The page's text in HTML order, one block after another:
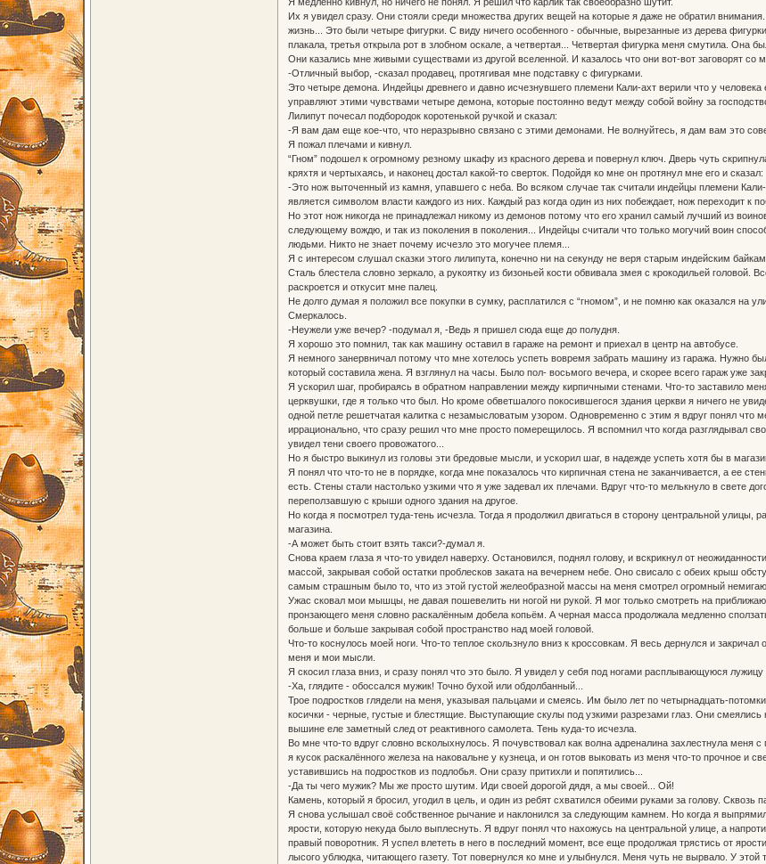
Их я увидел сразу. Они стояли среди множества других вещей на которые я даже не обратил
жизнь... Это были четыре фигурки. С виду ничего особенного - обычные, вырезанные из дерева
плакала, третья открыла рот в злобном оскале, а четвертая... Четвертая фигурка меня смутила. Она
Они казались мне живыми существами из другой вселенной. И казалось что они вот-вот заговорят со
-Отличный выбор, -сказал продавец, протягивая мне подставку с фигурками.
Это четыре демона. Индейцы древнего и давно исчезнувшего племени Кали-ахт верили что у
управляют этими чувствами четыре демона, которые постоянно ведут между собой войну за
Лилипут почесал подбородок коротенькой ручкой и сказал:
-Я вам дам еще кое-что, что неразрывно связано с этими демонами. Не волнуйтесь, я дам вам это
Я пожал плечами и кивнул.
“Гном” подошел к огромному резному шкафу из красного дерева и повернул ключ. Дверь чуть
кряхтя и чертыхаясь, и наконец достал какой-то сверток. Подойдя ко мне он протянул мне его и сказал:
-Это нож выточенный из камня, упавшего с неба. Во всяком случае так считали индейцы племени
является символом власти каждого из них. Каждый раз когда один из них побеждает, нож переходит к
Но этот нож никогда не принадлежал никому из демонов потому что его хранил самый лучший из
следующему вождю, и так из поколения в поколения... Индейцы считали что только могучий воин
людьми. Никто не знает почему исчезло это могучее племя...
Я с интересом слушал сказки этого лилипута, конечно ни на секунду не веря старым индейским
Сталь блестела словно зеркало, а рукоятку из бизоньей кости обвивала змея с крокодильей головой.
раскроется и откусит мне палец.
Не долго думая я положил все покупки в сумку, расплатился с “гномом”, и не помню как оказался на
Смеркалось.
-Неужели уже вечер? -подумал я, -Ведь я пришел сюда еще до полудня.
Я хорошо это помнил, так как машину оставил в гараже на ремонт и приехал в центр на автобусе.
Я немного занервничал потому что мне хотелось успеть вовремя забрать машину из гаража. Нужно
который составила жена. Я взглянул на часы. Было пол- восьмого вечера, и скорее всего гараж уже
Я ускорил шаг, пробираясь в обратном направлении между кирпичными стенами. Что-то заставило
церквушки, где я только что был. Но кроме обветшалого покосившегося здания церкви я ничего не
одной петле решетчатая калитка с незамысловатым узором. Одновременно с этим я вдруг понял что
иррационально, что сразу решил что мне просто померещилось. Я вспомнил что когда разглядывал
увидел тени своего провожатого...
Но я быстро выкинул из головы эти бредовые мысли, и ускорил шаг, в надежде успеть хотя бы в
Я понял что что-то не в порядке, когда мне показалось что кирпичная стена не заканчивается, а ее
есть. Стены стали настолько узкими что я уже задевал их плечами. Вдруг что-то мелькнуло в свете
переползавшую с крыши одного здания на другое.
Но когда я посмотрел туда-тень исчезла. Тогда я продолжил двигаться в сторону центральной
магазина.
-А может быть стоит взять такси?-думал я.
Снова краем глаза я что-то увидел наверху. Остановился, поднял голову, и вскрикнул от
массой, закрывая собой остатки проблесков заката на вечернем небе. Оно свисало с обеих крыш
самым страшным было то, что из этой густой желеобразной массы на меня смотрел огромный
Ужас сковал мои мышцы, не давая пошевелить ни ногой ни рукой. Я мог только смотреть на
пронзающего меня словно раскалённым добела копьём. А черная масса продолжала медленно
больше и больше закрывая собой пространство над моей головой.
Что-то коснулось моей ноги. Что-то теплое скользнуло вниз к кроссовкам. Я весь дернулся и
меня и мои мысли.
Я скосил глаза вниз, и сразу понял что это было. Я увидел у себя под ногами расплывающуюся
-Ха, глядите - обоссался мужик! Точно бухой или обдолбанный...
Трое подростков глядели на меня, указывая пальцами и смеясь. Им было лет по четырнадцать-
косички - черные, густые и блестящие. Выступающие скулы под узкими разрезами глаз. Они
вышине еле заметный след от реактивного самолета. Тень куда-то исчезла.
Во мне что-то вдруг словно всколыхнулось. Я почувствовал как волна адреналина захлестнула
я кусок раскалённого железа на наковальне у кузнеца, и он готов выковать из меня что-то прочное
уставившись на подростков из подлобья. Они сразу притихли и попятились...
-Да ты чего мужик? Мы же просто шутим. Иди своей дорогой дядя, а мы своей... Ой!
Камень, который я бросил, угодил в цель, и один из ребят схватился обеими руками за голову. Сквозь
Я снова услышал своё собственное рычание и наклонился за следующим камнем. Но когда я
ярости, которую некуда было выплеснуть. Я вдруг понял что нахожусь на центральной улице, а
правый поворотник. Я успел влететь в него в последний момент, все еще продолжая трястись от
лысого ублюдка, читающего газету. Тот повернулся ко мне и улыбнулся. Меня чуть не вырвало. У этой